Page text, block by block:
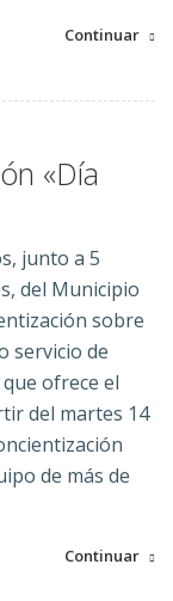
Continuar
«Día
junto a 5
del Municipio
sobre
servicio de
ofrece el
del martes 14
de más de
Continuar